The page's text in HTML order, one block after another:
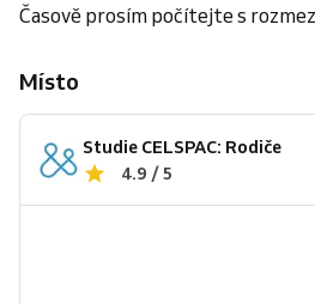
Časově prosím počítejte s
Místo
Studie CELSPAC: Rodiče
4.9 / 5